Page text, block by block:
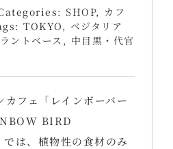
SHOP, カフ
TOKYO , ベジタリア
ントベース , 中目黒・代官
カフェ「レインボーバー
BIRD
は、植物性の食材のみ